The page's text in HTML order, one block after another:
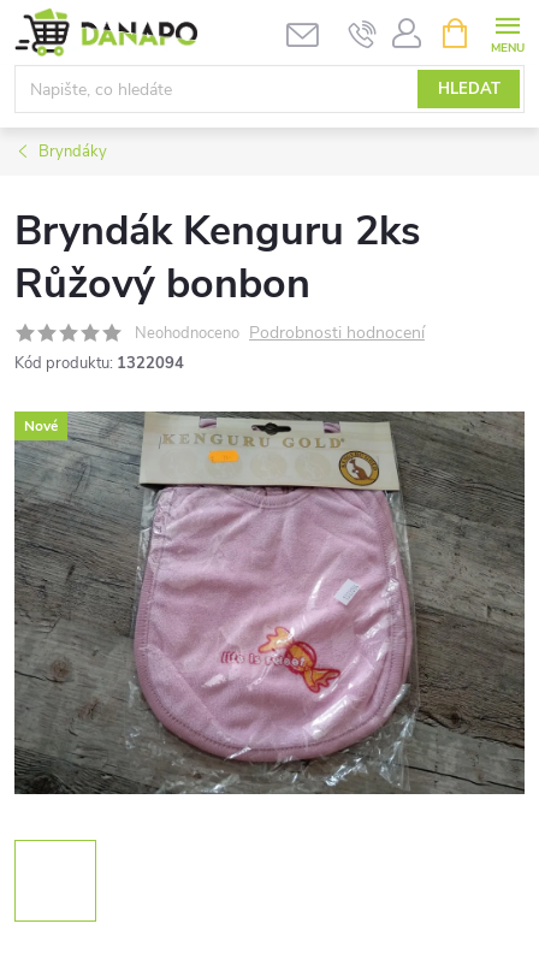
Přejít
na
obsah
HLEDAT
NÁKUPNÍ
KOŠÍK
Bryndáky
Bryndák Kenguru 2ks
Růžový bonbon
Neohodnoceno Podrobnosti hodnocení
Kód produktu: 1322094
Nové